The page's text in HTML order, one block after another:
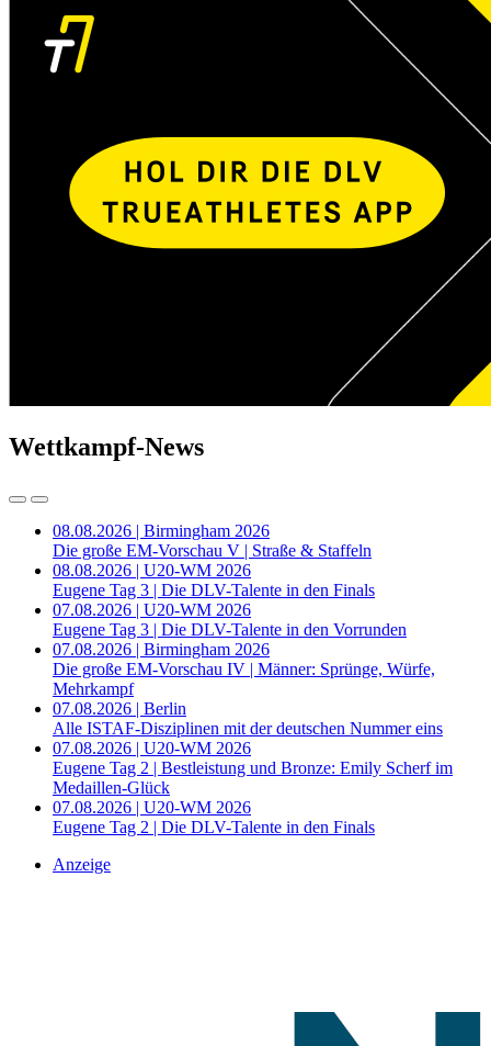
Wettkampf-News
08.08.2026 | Birmingham 2026
Die große EM-Vorschau V | Straße & Staffeln
08.08.2026 | U20-WM 2026
Eugene Tag 3 | Die DLV-Talente in den Finals
07.08.2026 | U20-WM 2026
Eugene Tag 3 | Die DLV-Talente in den Vorrunden
07.08.2026 | Birmingham 2026
Die große EM-Vorschau IV | Männer: Sprünge, Würfe,
Mehrkampf
07.08.2026 | Berlin
Alle ISTAF-Disziplinen mit der deutschen Nummer eins
07.08.2026 | U20-WM 2026
Eugene Tag 2 | Bestleistung und Bronze: Emily Scherf im
Medaillen-Glück
07.08.2026 | U20-WM 2026
Eugene Tag 2 | Die DLV-Talente in den Finals
Anzeige